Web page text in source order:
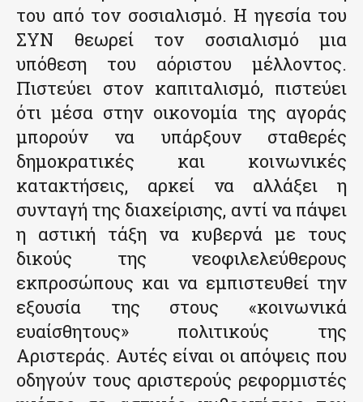
του από τον σοσιαλισμό. Η ηγεσία του
ΣΥΝ θεωρεί τον σοσιαλισμό μια
υπόθεση του αόριστου μέλλοντος.
Πιστεύει στον καπιταλισμό, πιστεύει
ότι μέσα στην οικονομία της αγοράς
μπορούν να υπάρξουν σταθερές
δημοκρατικές και κοινωνικές
κατακτήσεις, αρκεί να αλλάξει η
συνταγή της διαχείρισης, αντί να πάψει
η αστική τάξη να κυβερνά με τους
δικούς της νεοφιλελεύθερους
εκπροσώπους και να εμπιστευθεί την
εξουσία της στους «κοινωνικά
ευαίσθητους» πολιτικούς της
Αριστεράς. Αυτές είναι οι απόψεις που
οδηγούν τους αριστερούς ρεφορμιστές